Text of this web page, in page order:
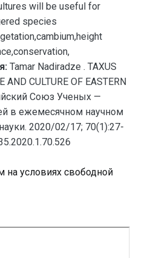
will be useful for
species
Tamar Nadiradze . TAXUS
AND CULTURE OF EASTERN
Союз Ученых —
в ежемесячном научном
2020/02/17; 70(1):27-
на условиях свободной